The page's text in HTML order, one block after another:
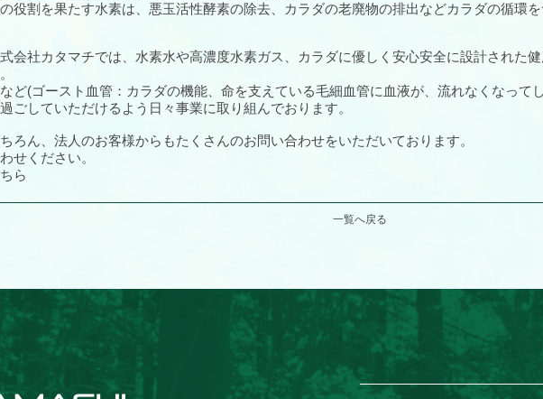
役割を果たす水素は、悪玉活性酵素の除去、カラダの老廃物の排出などカラダの循環を
会社カタマチでは、水素水や高濃度水素ガス、カラダに優しく安心安全に設計された
ど(ゴースト血管：カラダの機能、命を支えている毛細血管に血液が、流れなくなって
ごしていただけるよう日々事業に取り組んでおります。
ろん、法人のお客様からもたくさんのお問い合わせをいただいております。
せください。
ら
一覧へ戻る